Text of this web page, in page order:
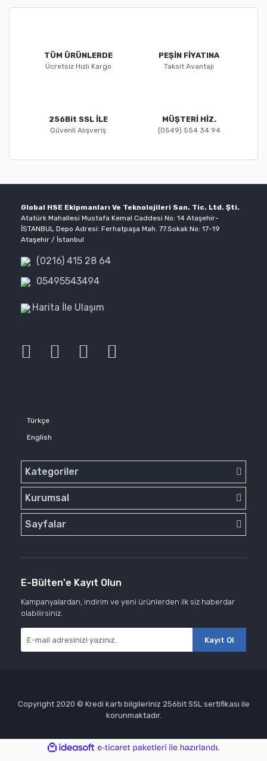
TÜM ÜRÜNLERDE
Ücretsiz Hızlı Kargo
PEŞİN FİYATINA
Taksit Avantajı
256Bit SSL İLE
Güvenli Alışveriş
MÜŞTERİ HİZ.
(0549) 554 34 94
Global HSE Ekipmanları Ve Teknolojileri San. Tic. Ltd. Şti.
Atatürk Mahallesi Mustafa Kemal Caddesi No: 14 Ataşehir-
İSTANBUL Depo Adresi: Ferhatpaşa Mah. 77.Sokak No: 17-19
Ataşehir / İstanbul
(0216) 415 28 64
05495543494
Harita İle Ulaşım
Türkçe
English
Kategoriler
Kurumsal
Sayfalar
E-Bülten'e Kayıt Olun
Kampanyalardan, indirim ve yeni ürünlerden ilk siz haberdar
olabilirsiniz.
Kayıt Ol
Copyright 2020 © Kredi kartı bilgileriniz 256bit SSL sertifikası ile
korunmaktadır.
ideasoft
e-